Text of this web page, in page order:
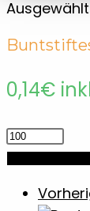
0,14€
Buntstifteset
(6-
Menge